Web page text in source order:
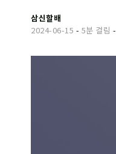
삼신할배
2024-06-15 - 5분 걸림 -